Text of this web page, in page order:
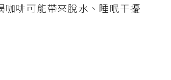
啡可能帶來脫水、睡眠干擾